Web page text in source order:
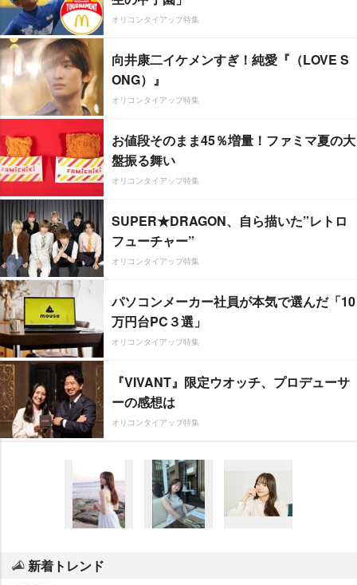
オリコンタイアップ特集
向井康二イケメンすぎ！純愛『（LOVE S
ONG）』
オリコンタイアップ特集
お値段そのまま45％増量！ファミマ夏の大
盤振る舞い
オリコンタイアップ特集
SUPER★DRAGON、自ら描いた”レトロ
フューチャー”
オリコンタイアップ特集
パソコンメーカー社員が本気で選んだ「10
万円台PC３選」
オリコンタイアップ特集
『VIVANT』限定ウオッチ、プロデューサ
ーの感想は
オリコンタイアップ特集
新着トレンド